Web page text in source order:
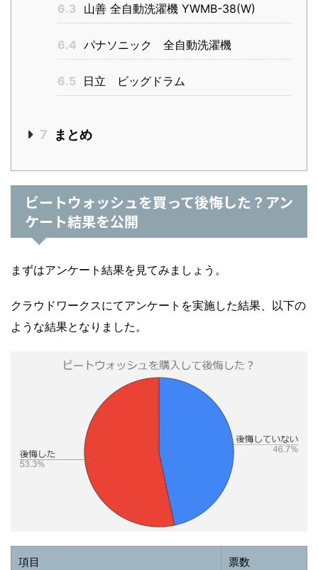
6.3 山善 全自動洗濯機 YWMB-38(W)
6.4 パナソニック 全自動洗濯機
6.5 日立 ビッグドラム
7 まとめ
ビートウォッシュを買って後悔した？アン
ケート結果を公開
まずはアンケート結果を見てみましょう。
クラウドワークスにてアンケートを実施した結果、以下の
ような結果となりました。
項目 票数